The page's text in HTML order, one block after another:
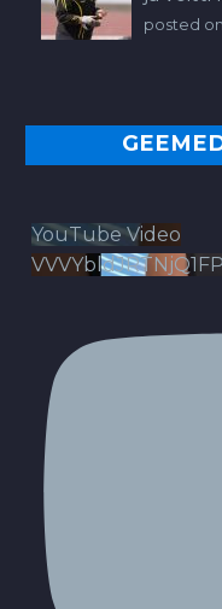
posted
YouTube Video